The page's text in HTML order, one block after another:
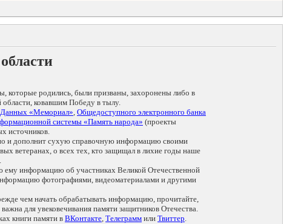
которые родились, были призваны, захоронены либо в
ковавшим Победу в тылу.
«Мемориал», Общедоступного электронного банка
системы «Память народа» (проекты
источников.
и дополнит сухую справочную информацию своими
ветеранах, о всех тех, кто защищал в лихие годы наше
информацию об участниках Великой Отечественной
фотографиями, видеоматериалами и другими
чем начать обрабатывать информацию, прочитайте,
для увековечивания памяти защитников Отечества.
книги памяти в ВКонтакте, Телеграмм или Твиттер.